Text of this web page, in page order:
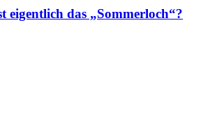
eigentlich das „Sommerloch“?